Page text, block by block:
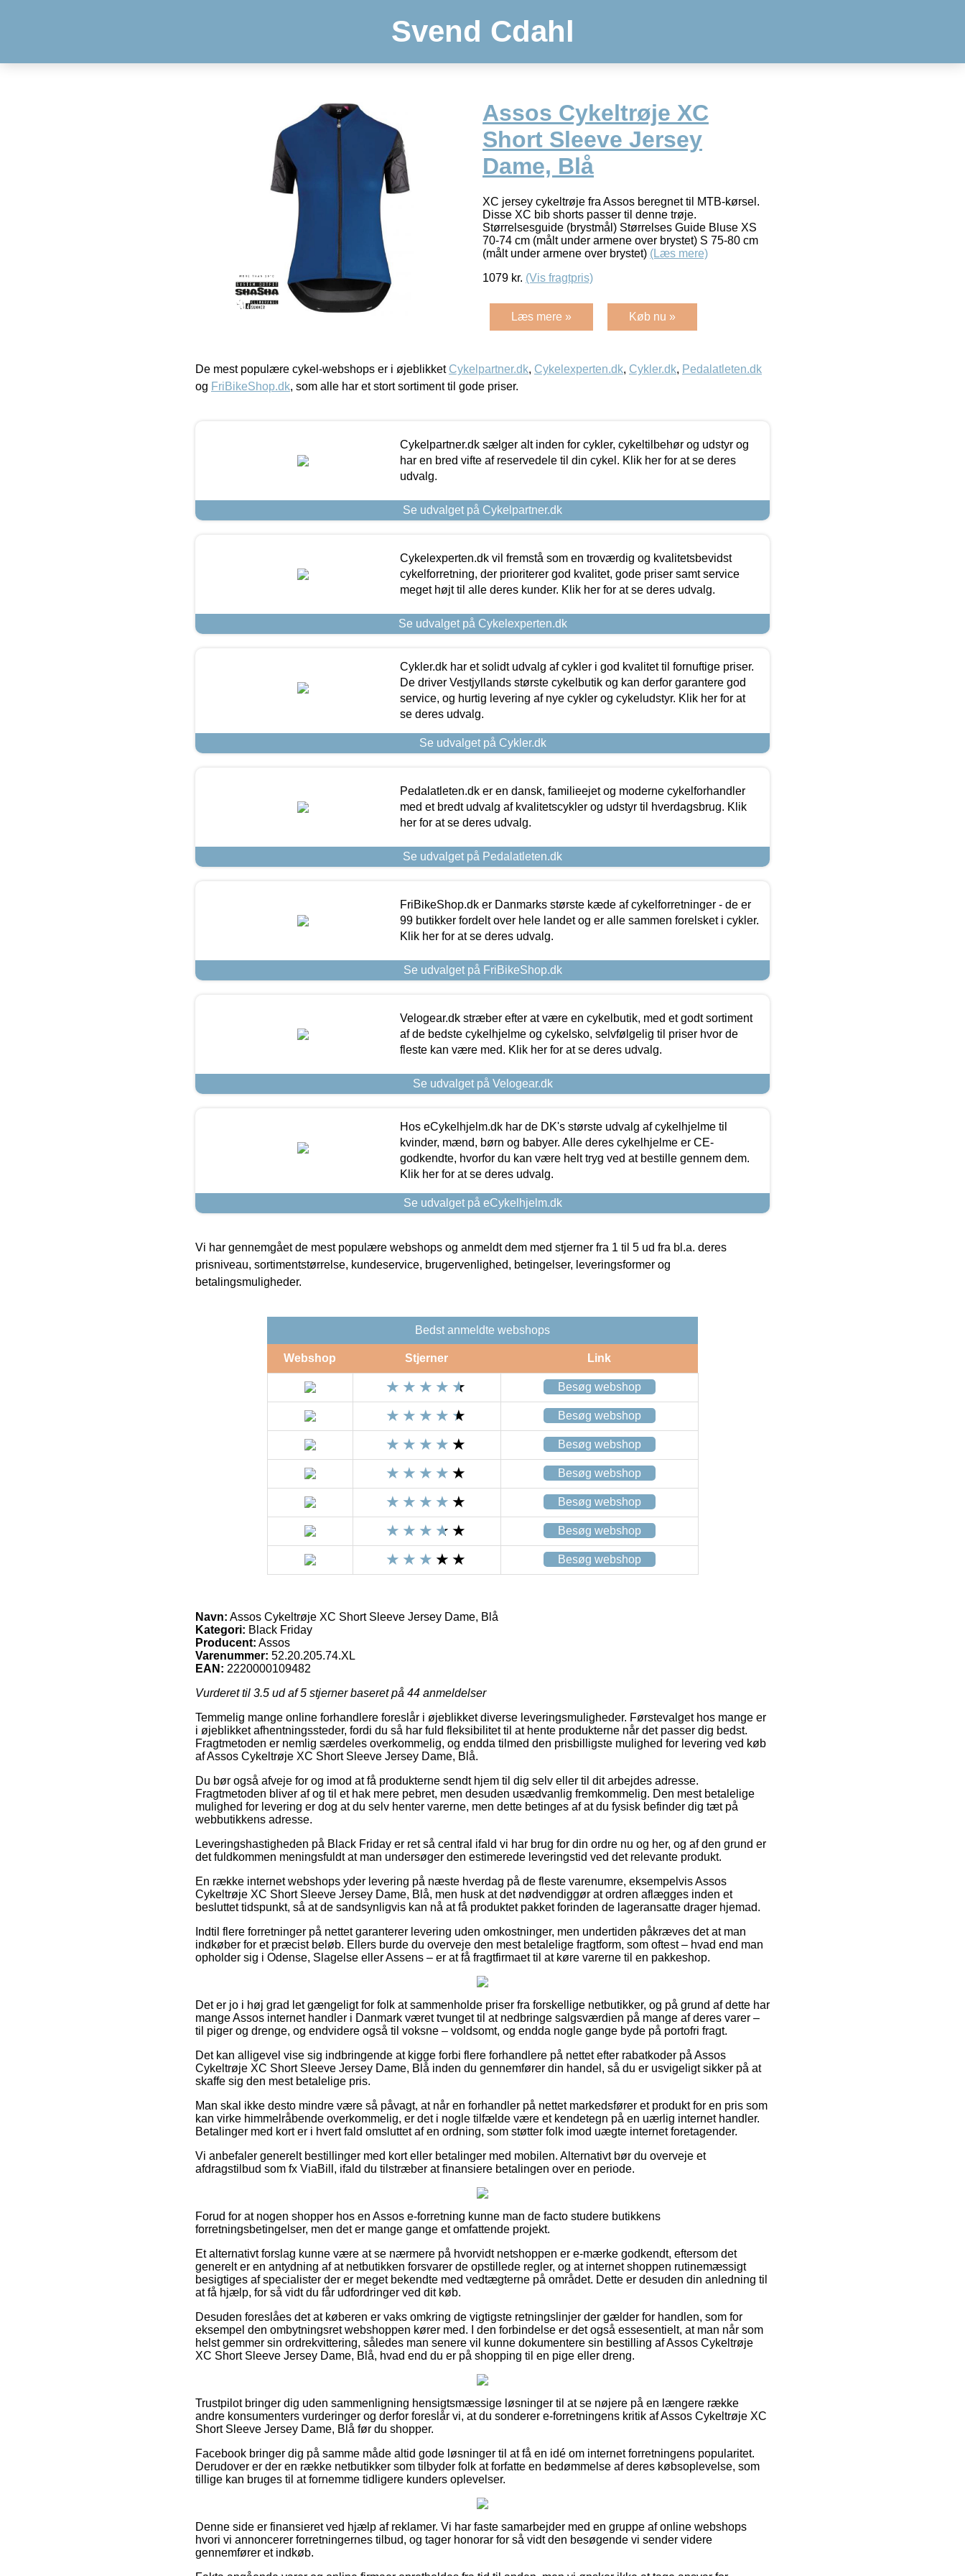
Svend Cdahl
Assos Cykeltrøje XC
Short Sleeve Jersey
Dame, Blå
XC jersey cykeltrøje fra Assos beregnet til MTB-kørsel.
Disse XC bib shorts passer til denne trøje.
Størrelsesguide (brystmål) Størrelses Guide Bluse XS
70-74 cm (målt under armene over brystet) S 75-80 cm
(målt under armene over brystet) (Læs mere)
1079 kr. (Vis fragtpris)
Læs mere » Køb nu »
De mest populære cykel-webshops er i øjeblikket Cykelpartner.dk, Cykelexperten.dk, Cykler.dk, Pedalatleten.dk
og FriBikeShop.dk, som alle har et stort sortiment til gode priser.
Cykelpartner.dk sælger alt inden for cykler, cykeltilbehør og udstyr og
har en bred vifte af reservedele til din cykel. Klik her for at se deres
udvalg.
Se udvalget på Cykelpartner.dk
Cykelexperten.dk vil fremstå som en troværdig og kvalitetsbevidst
cykelforretning, der prioriterer god kvalitet, gode priser samt service
meget højt til alle deres kunder. Klik her for at se deres udvalg.
Se udvalget på Cykelexperten.dk
Cykler.dk har et solidt udvalg af cykler i god kvalitet til fornuftige priser.
De driver Vestjyllands største cykelbutik og kan derfor garantere god
service, og hurtig levering af nye cykler og cykeludstyr. Klik her for at
se deres udvalg.
Se udvalget på Cykler.dk
Pedalatleten.dk er en dansk, familieejet og moderne cykelforhandler
med et bredt udvalg af kvalitetscykler og udstyr til hverdagsbrug. Klik
her for at se deres udvalg.
Se udvalget på Pedalatleten.dk
FriBikeShop.dk er Danmarks største kæde af cykelforretninger - de er
99 butikker fordelt over hele landet og er alle sammen forelsket i cykler.
Klik her for at se deres udvalg.
Se udvalget på FriBikeShop.dk
Velogear.dk stræber efter at være en cykelbutik, med et godt sortiment
af de bedste cykelhjelme og cykelsko, selvfølgelig til priser hvor de
fleste kan være med. Klik her for at se deres udvalg.
Se udvalget på Velogear.dk
Hos eCykelhjelm.dk har de DK's største udvalg af cykelhjelme til
kvinder, mænd, børn og babyer. Alle deres cykelhjelme er CE-
godkendte, hvorfor du kan være helt tryg ved at bestille gennem dem.
Klik her for at se deres udvalg.
Se udvalget på eCykelhjelm.dk
Vi har gennemgået de mest populære webshops og anmeldt dem med stjerner fra 1 til 5 ud fra bl.a. deres
prisniveau, sortimentstørrelse, kundeservice, brugervenlighed, betingelser, leveringsformer og
betalingsmuligheder.
Bedst anmeldte webshops
Webshop Stjerner Link
Besøg webshop
Besøg webshop
Besøg webshop
Besøg webshop
Besøg webshop
Besøg webshop
Besøg webshop
Navn: Assos Cykeltrøje XC Short Sleeve Jersey Dame, Blå
Kategori: Black Friday
Producent: Assos
Varenummer: 52.20.205.74.XL
EAN: 2220000109482
Vurderet til 3.5 ud af 5 stjerner baseret på 44 anmeldelser
Temmelig mange online forhandlere foreslår i øjeblikket diverse leveringsmuligheder. Førstevalget hos mange er
i øjeblikket afhentningssteder, fordi du så har fuld fleksibilitet til at hente produkterne når det passer dig bedst.
Fragtmetoden er nemlig særdeles overkommelig, og endda tilmed den prisbilligste mulighed for levering ved køb
af Assos Cykeltrøje XC Short Sleeve Jersey Dame, Blå.
Du bør også afveje for og imod at få produkterne sendt hjem til dig selv eller til dit arbejdes adresse.
Fragtmetoden bliver af og til et hak mere pebret, men desuden usædvanlig fremkommelig. Den mest betalelige
mulighed for levering er dog at du selv henter varerne, men dette betinges af at du fysisk befinder dig tæt på
webbutikkens adresse.
Leveringshastigheden på Black Friday er ret så central ifald vi har brug for din ordre nu og her, og af den grund er
det fuldkommen meningsfuldt at man undersøger den estimerede leveringstid ved det relevante produkt.
En række internet webshops yder levering på næste hverdag på de fleste varenumre, eksempelvis Assos
Cykeltrøje XC Short Sleeve Jersey Dame, Blå, men husk at det nødvendiggør at ordren aflægges inden et
besluttet tidspunkt, så at de sandsynligvis kan nå at få produktet pakket forinden de lageransatte drager hjemad.
Indtil flere forretninger på nettet garanterer levering uden omkostninger, men undertiden påkræves det at man
indkøber for et præcist beløb. Ellers burde du overveje den mest betalelige fragtform, som oftest – hvad end man
opholder sig i Odense, Slagelse eller Assens – er at få fragtfirmaet til at køre varerne til en pakkeshop.
Det er jo i høj grad let gængeligt for folk at sammenholde priser fra forskellige netbutikker, og på grund af dette har
mange Assos internet handler i Danmark været tvunget til at nedbringe salgsværdien på mange af deres varer –
til piger og drenge, og endvidere også til voksne – voldsomt, og endda nogle gange byde på portofri fragt.
Det kan alligevel vise sig indbringende at kigge forbi flere forhandlere på nettet efter rabatkoder på Assos
Cykeltrøje XC Short Sleeve Jersey Dame, Blå inden du gennemfører din handel, så du er usvigeligt sikker på at
skaffe sig den mest betalelige pris.
Man skal ikke desto mindre være så påvagt, at når en forhandler på nettet markedsfører et produkt for en pris som
kan virke himmelråbende overkommelig, er det i nogle tilfælde være et kendetegn på en uærlig internet handler.
Betalinger med kort er i hvert fald omsluttet af en ordning, som støtter folk imod uægte internet foretagender.
Vi anbefaler generelt bestillinger med kort eller betalinger med mobilen. Alternativt bør du overveje et
afdragstilbud som fx ViaBill, ifald du tilstræber at finansiere betalingen over en periode.
Forud for at nogen shopper hos en Assos e-forretning kunne man de facto studere butikkens
forretningsbetingelser, men det er mange gange et omfattende projekt.
Et alternativt forslag kunne være at se nærmere på hvorvidt netshoppen er e-mærke godkendt, eftersom det
generelt er en antydning af at netbutikken forsvarer de opstillede regler, og at internet shoppen rutinemæssigt
besigtiges af specialister der er meget bekendte med vedtægterne på området. Dette er desuden din anledning til
at få hjælp, for så vidt du får udfordringer ved dit køb.
Desuden foreslåes det at køberen er vaks omkring de vigtigste retningslinjer der gælder for handlen, som for
eksempel den ombytningsret webshoppen kører med. I den forbindelse er det også essesentielt, at man når som
helst gemmer sin ordrekvittering, således man senere vil kunne dokumentere sin bestilling af Assos Cykeltrøje
XC Short Sleeve Jersey Dame, Blå, hvad end du er på shopping til en pige eller dreng.
Trustpilot bringer dig uden sammenligning hensigtsmæssige løsninger til at se nøjere på en længere række
andre konsumenters vurderinger og derfor foreslår vi, at du sonderer e-forretningens kritik af Assos Cykeltrøje XC
Short Sleeve Jersey Dame, Blå før du shopper.
Facebook bringer dig på samme måde altid gode løsninger til at få en idé om internet forretningens popularitet.
Derudover er der en række netbutikker som tilbyder folk at forfatte en bedømmelse af deres købsoplevelse, som
tillige kan bruges til at fornemme tidligere kunders oplevelser.
Denne side er finansieret ved hjælp af reklamer. Vi har faste samarbejder med en gruppe af online webshops
hvori vi annoncerer forretningernes tilbud, og tager honorar for så vidt den besøgende vi sender videre
gennemfører et indkøb.